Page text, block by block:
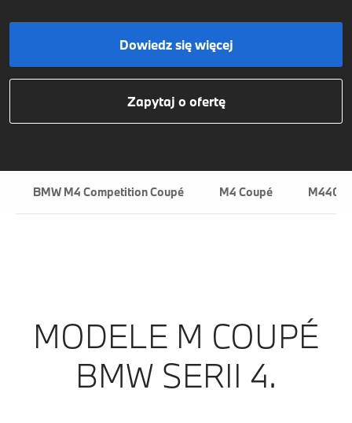
Dowiedz się więcej
Zapytaj o ofertę
BMW M4 Competition Coupé M4 Coupé M440
MODELE M COUPÉ
BMW SERII 4.